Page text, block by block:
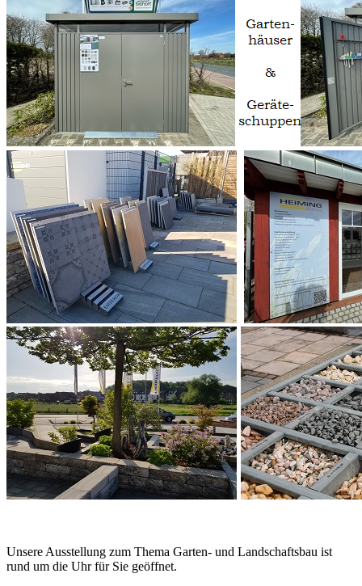
Unsere Ausstellung zum Thema Garten- und Landschaftsbau ist
rund um die Uhr für Sie geöffnet.